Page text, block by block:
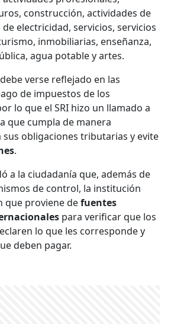
construcción, actividades de
electricidad, servicios, servicios
inmobiliarias, enseñanza,
agua potable y artes.
verse reflejado en las
de impuestos de los
lo que el SRI hizo un llamado a
que cumpla de manera
obligaciones tributarias y evite
.
a la ciudadanía que, además de
de control, la institución
que proviene defuentes
para verificar que los
lo que les corresponde y
deben pagar.